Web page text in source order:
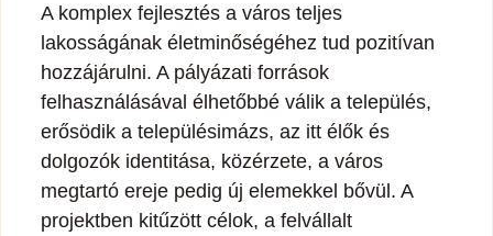
A komplex fejlesztés a város teljes
lakosságának életminőségéhez tud pozitívan
hozzájárulni. A pályázati források
felhasználásával élhetőbbé válik a település,
erősödik a településimázs, az itt élők és
dolgozók identitása, közérzete, a város
megtartó ereje pedig új elemekkel bővül. A
projektben kitűzött célok, a felvállalt